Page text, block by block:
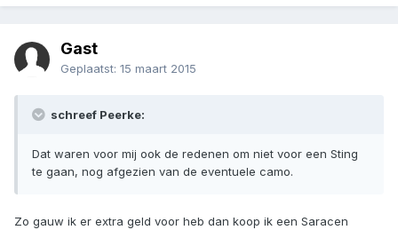
Gast
Geplaatst: 15 maart 2015
schreef Peerke:
Dat waren voor mij ook de redenen om niet voor een Sting
te gaan, nog afgezien van de eventuele camo.
Zo gauw ik er extra geld voor heb dan koop ik een Saracen